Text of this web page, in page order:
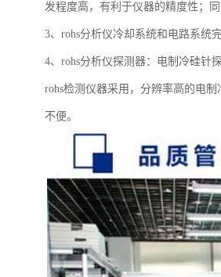
发程度高，有利于仪器的精度性；
3、rohs分析仪冷却系统和电路系统
4、rohs分析仪探测器：电制冷硅针
rohs检测仪器采用，分辨率高的电
不便。